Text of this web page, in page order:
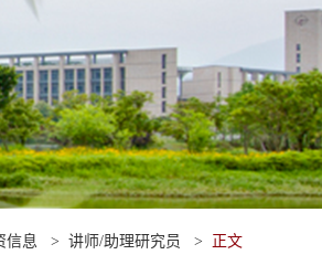
信息 > 讲师/助理研究员 > 正文